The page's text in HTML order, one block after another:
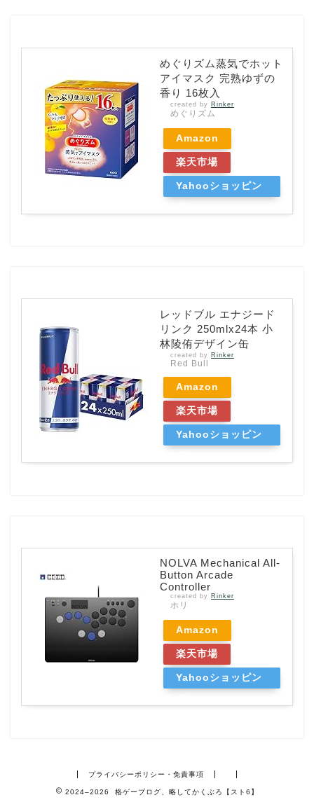
めぐりズム蒸気でホット
アイマスク 完熟ゆずの
香り 16枚入
created by Rinker
めぐりズム
Amazon
楽天市場
Yahooショッピン
レッドブル エナジード
リンク 250mlx24本 小
林陵侑デザイン缶
created by Rinker
Red Bull
Amazon
楽天市場
Yahooショッピン
NOLVA Mechanical All-
Button Arcade
Controller
created by Rinker
ホリ
Amazon
楽天市場
Yahooショッピン
プライバシーポリシー・免責事項
2024–2026 格ゲーブログ、略してかくぶろ【スト6】